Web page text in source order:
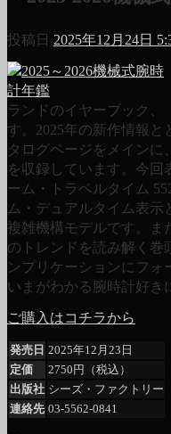
投稿日 2025年12月24日
ランドのイヤーブック、
す。2025年の新作情報
タログページをメインに
を収録しています。今
ーム・トラベルタイム
ム・デュアルタイム表示
複雑機構モデルです。ま
のトレンドを読み解く巻
ンプリケーションにフ
いまがわかる腕時計好き
ご購入はコチラから
発売日 2025年12月23日
定価
2750円（税込）
出版社 シーズ・ファクトリー
連絡先 03-5562-0841